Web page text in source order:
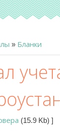
» Бланки
(15.9 Kb) ]